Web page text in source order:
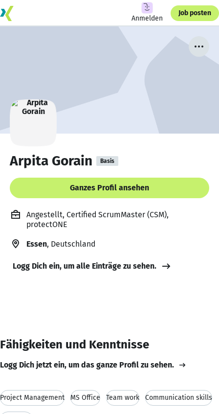
Anmelden
Job posten
Arpita Gorain Basis
Ganzes Profil ansehen
Angestellt, Certified ScrumMaster (CSM),
protectONE
Essen, Deutschland
Logg Dich ein, um alle Einträge zu sehen.
Fähigkeiten und Kenntnisse
Logg Dich jetzt ein, um das ganze Profil zu sehen.
Project Management MS Office Team work Communication skills